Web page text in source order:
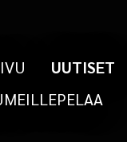
UUTISET